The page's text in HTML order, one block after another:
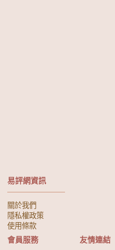
易評網資訊
關於我們
隱私權政策
使用條款
會員服務 友情連結